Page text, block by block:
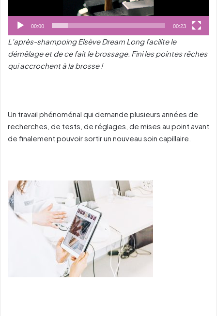
00:00 00:23
L’après-shampoing Elsève Dream Long facilite le
démêlage et de ce fait le brossage. Fini les pointes rêches
qui accrochent à la brosse !
Un travail phénoménal qui demande plusieurs années de
recherches, de tests, de réglages, de mises au point avant
de finalement pouvoir sortir un nouveau soin capillaire.